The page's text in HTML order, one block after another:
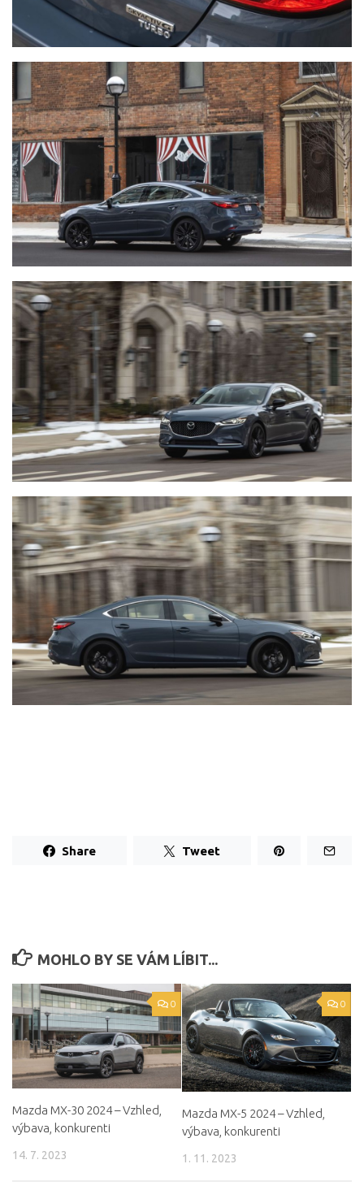
Share Tweet
MOHLO BY SE VÁM LÍBIT...
0
Mazda MX-30 2024 – Vzhled,
výbava, konkurenti
14. 7. 2023
0
Mazda MX-5 2024 – Vzhled,
výbava, konkurenti
1. 11. 2023